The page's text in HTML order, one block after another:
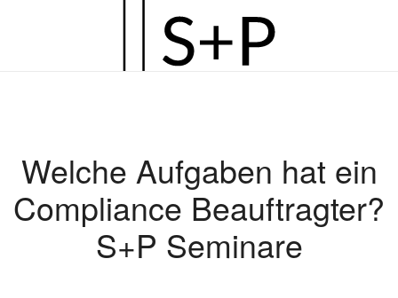
Welche Aufgaben hat ein
Compliance Beauftragter?
S+P Seminare